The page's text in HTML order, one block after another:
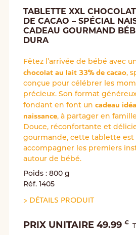
TABLETTE XXL
DE CACAO – SPÉCIAL
CADEAU GOURMAND
DURA
Fêtez l’arrivée de bébé avec
chocolat au lait 33% de cacao,
conçue pour célébrer les
précieux. Son format
fondant en font un cadeau
naissance, à partager en
Douce, réconfortante et
gourmande, cette tablette est
accompagner les premiers
autour de bébé.
Poids : 800 g
Réf. 1405
>DÉTAILS PRODUIT
PRIX UNITAIRE 49.99 €